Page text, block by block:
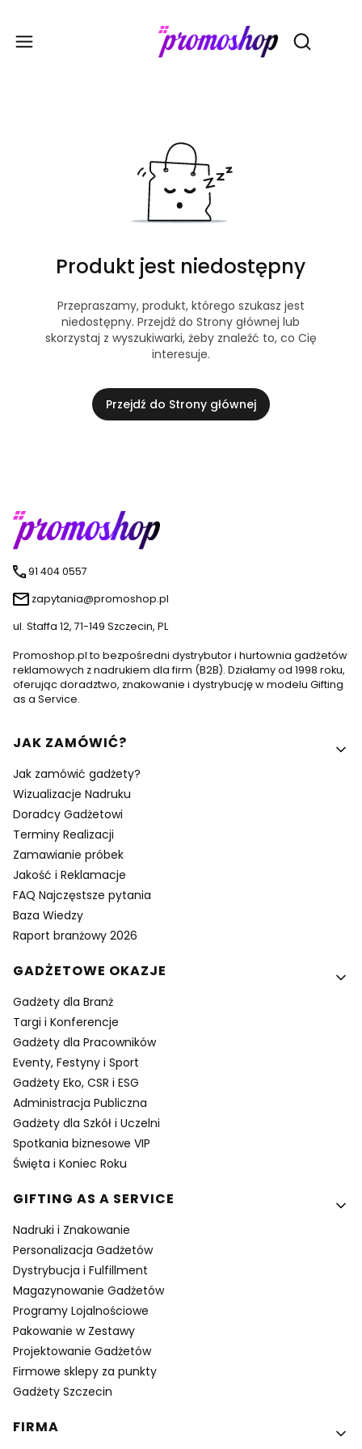
Otwórz
Produkt jest niedostępny
Przepraszamy, produkt, którego szukasz jest
niedostępny. Przejdź do Strony głównej lub
skorzystaj z wyszukiwarki, żeby znaleźć to, co Cię
interesuje.
Przejdź do Strony głównej
91 404 0557
zapytania@promoshop.pl
ul. Staffa 12, 71-149 Szczecin, PL
Promoshop.pl to bezpośredni dystrybutor i hurtownia gadżetów
reklamowych z nadrukiem dla firm (B2B). Działamy od 1998 roku,
oferując doradztwo, znakowanie i dystrybucję w modelu Gifting
as a Service.
Linki w stopce
JAK ZAMÓWIĆ?
Jak zamówić gadżety?
Wizualizacje Nadruku
Doradcy Gadżetowi
Terminy Realizacji
Zamawianie próbek
Jakość i Reklamacje
FAQ Najczęstsze pytania
Baza Wiedzy
Raport branżowy 2026
GADŻETOWE OKAZJE
Gadżety dla Branż
Targi i Konferencje
Gadżety dla Pracowników
Eventy, Festyny i Sport
Gadżety Eko, CSR i ESG
Administracja Publiczna
Gadżety dla Szkół i Uczelni
Spotkania biznesowe VIP
Święta i Koniec Roku
GIFTING AS A SERVICE
Nadruki i Znakowanie
Personalizacja Gadżetów
Dystrybucja i Fulfillment
Magazynowanie Gadżetów
Programy Lojalnościowe
Pakowanie w Zestawy
Projektowanie Gadżetów
Firmowe sklepy za punkty
Gadżety Szczecin
FIRMA